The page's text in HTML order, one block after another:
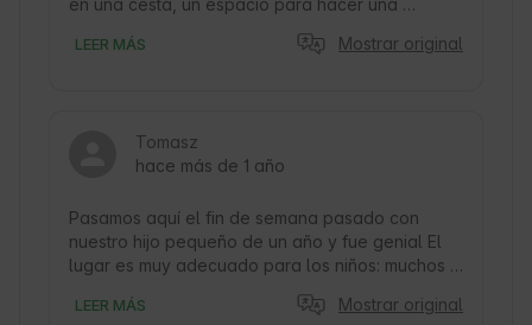
en una cesta, un espacio para hacer una
bañera climatizada al borde del bosque, con las
disfrutar de deliciosas infusiones, café y té.
¡Seguro que volveremos, lo recomendamos!
LEER MÁS Mostrar original
Tomasz
hace más de 1 año
Pasamos aquí el fin de semana pasado con
nuestro hijo pequeño de un año y fue genial El
lugar es muy adecuado para los niños: muchos
había una trona, una cuna de viaje y una bañera
LEER MÁS Mostrar original